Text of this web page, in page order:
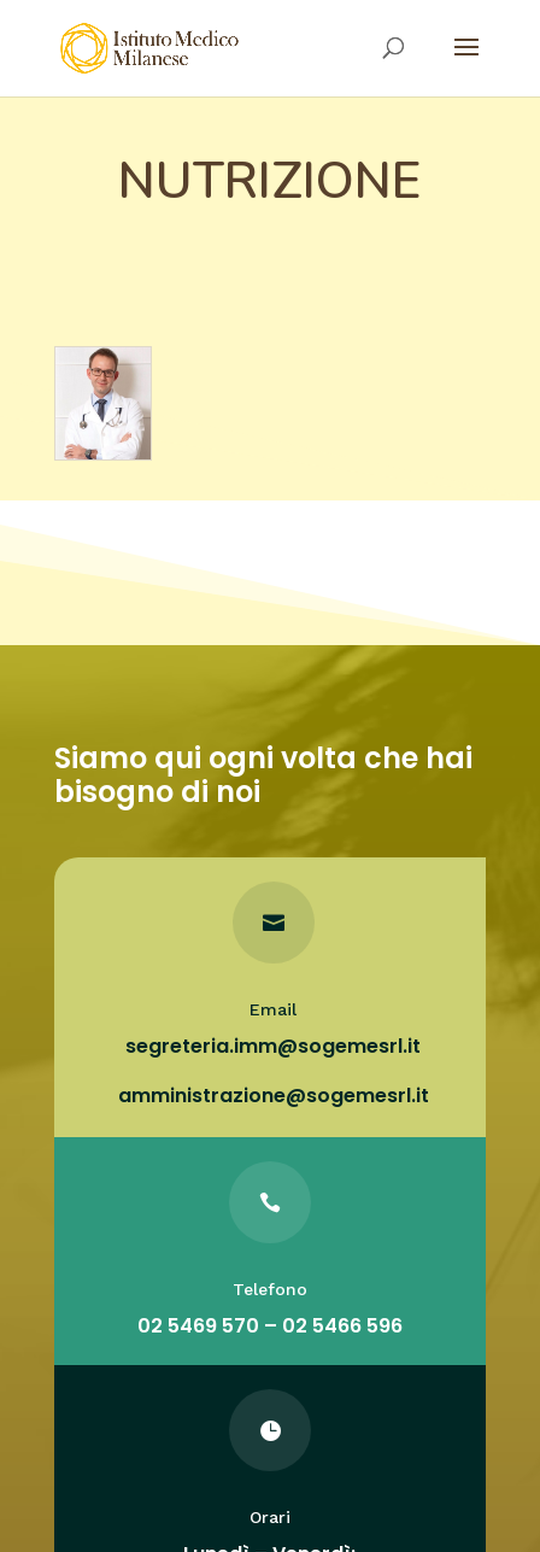
NUTRIZIONE
Siamo qui ogni volta che hai
bisogno di noi

Email
segreteria.imm@sogemesrl.it
amministrazione@sogemesrl.it

Telefono
02 5469 570 – 02 5466 596

Orari